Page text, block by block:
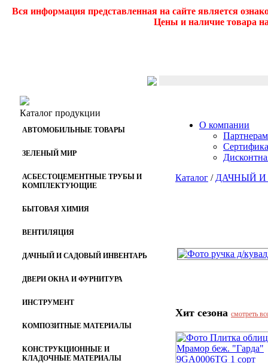
Вся информация представленная на сайте является
Цены и наличие товара
Каталог продукции
АВТОМОБИЛЬНЫЕ ТОВАРЫ
ЗЕЛЕНЫЙ МИР
АСБЕСТОЦЕМЕНТНЫЕ ТРУБЫ И
КОМПЛЕКТУЮЩИЕ
БЫТОВАЯ ХИМИЯ
ВЕНТИЛЯЦИЯ
ДАЧНЫЙ И САДОВЫЙ ИНВЕНТАРЬ
ДВЕРИ ОКНА И ФУРНИТУРА
ИНСТРУМЕНТ
КОМПОЗИТНЫЕ МАТЕРИАЛЫ
КОНСТРУКЦИОННЫЕ И
КЛАДОЧНЫЕ МАТЕРИАЛЫ
О компании
Партнерам
Каталог / ДАЧНЫЙ
Хит сезона смотреть